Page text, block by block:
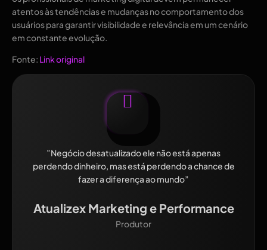
atentos às tendências e mudanças no comportamento dos
usuários para garantir visibilidade e relevância em um cenário
em constante evolução.
Fonte: Link original
”Negócio desatualizado ele não está apenas
perdendo dinheiro, mas está perdendo a chance de
fazer a diferença ao mundo”
Atualizex Marketing e Performance
Produtor